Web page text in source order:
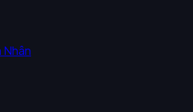
Nhân